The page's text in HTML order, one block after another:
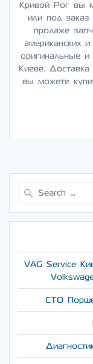
Кривой Рог вы
или под заказ
продаже
американских
оригинальные и
Киеве.
вы можете
VAG Service
СТО